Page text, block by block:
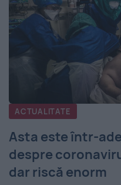
ACTUALITATE
Asta este într-
despre
dar riscă enorm